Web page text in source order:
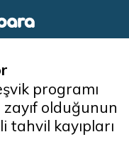
programı
olduğunun
tahvil kayıpları